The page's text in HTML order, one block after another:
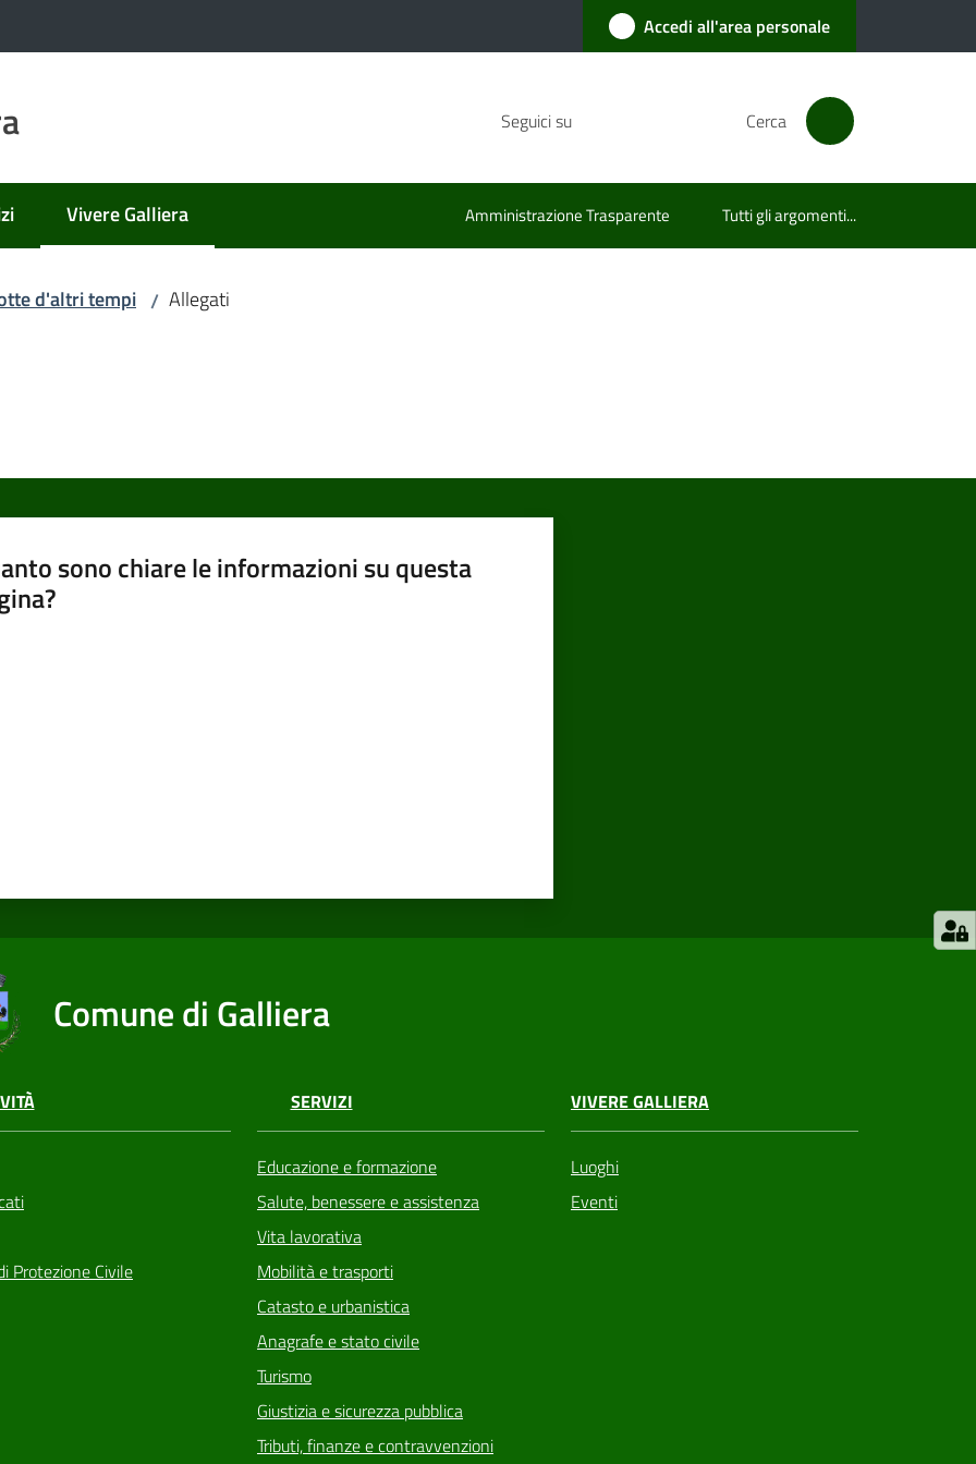
Accedi all'area personale
Seguici su Cerca
Vivere Galliera
Menu selezionato Amministrazione Trasparente Tutti gli argomenti...
d'altri tempi / Allegati
sono chiare le informazioni su questa
Comune di Galliera
Protezione Civile
SERVIZI
Educazione e formazione
Salute, benessere e assistenza
Vita lavorativa
Mobilità e trasporti
Catasto e urbanistica
Anagrafe e stato civile
Turismo
Giustizia e sicurezza pubblica
Tributi, finanze e contravvenzioni
VIVERE GALLIERA
Luoghi
Eventi